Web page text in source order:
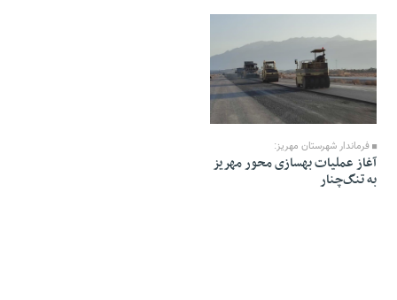
فرماندار شهرستان مهریز:
آغاز عملیات بهسازی محور مهریز
به تنگ‌چنار